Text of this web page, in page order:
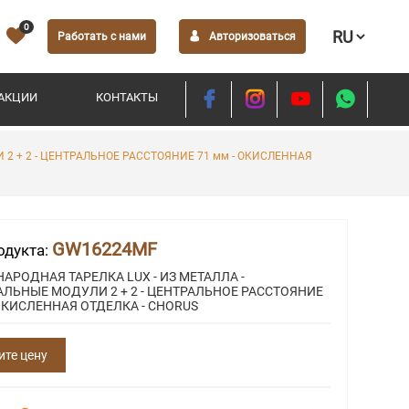
0
Работать с нами Авторизоваться
КОНТАКТЫ
+ 2 - ЦЕНТРАЛЬНОЕ РАССТОЯНИЕ 71 мм - ОКИСЛЕННАЯ
GW16224MF
ТАРЕЛКА LUX - ИЗ МЕТАЛЛА -
МОДУЛИ 2 + 2 - ЦЕНТРАЛЬНОЕ РАССТОЯНИЕ
ОТДЕЛКА - CHORUS
цену